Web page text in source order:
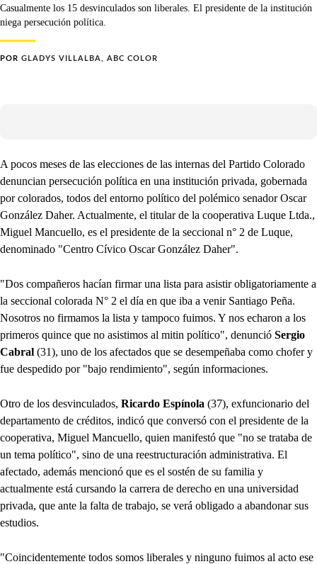
Casualmente los 15 desvinculados son liberales. El presidente de la institución
niega persecución política.
POR GLADYS VILLALBA, ABC COLOR
A pocos meses de las elecciones de las internas del Partido Colorado
denuncian persecución política en una institución privada, gobernada
por colorados, todos del entorno político del polémico senador Oscar
González Daher. Actualmente, el titular de la cooperativa Luque Ltda.,
Miguel Mancuello, es el presidente de la seccional n° 2 de Luque,
denominado "Centro Cívico Oscar González Daher".
"Dos compañeros hacían firmar una lista para asistir obligatoriamente a
la seccional colorada N° 2 el día en que iba a venir Santiago Peña.
Nosotros no firmamos la lista y tampoco fuimos. Y nos echaron a los
primeros quince que no asistimos al mitin político", denunció Sergio
Cabral (31), uno de los afectados que se desempeñaba como chofer y
fue despedido por "bajo rendimiento", según informaciones.
Otro de los desvinculados, Ricardo Espínola (37), exfuncionario del
departamento de créditos, indicó que conversó con el presidente de la
cooperativa, Miguel Mancuello, quien manifestó que "no se trataba de
un tema político", sino de una reestructuración administrativa. El
afectado, además mencionó que es el sostén de su familia y
actualmente está cursando la carrera de derecho en una universidad
privada, que ante la falta de trabajo, se verá obligado a abandonar sus
estudios.
"Coincidentemente todos somos liberales y ninguno fuimos al acto ese